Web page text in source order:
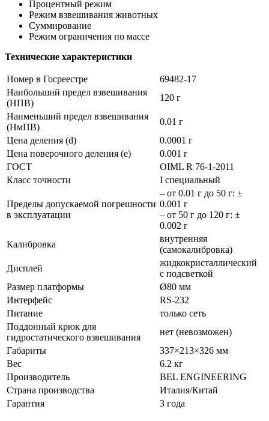
Процентный режим
Режим взвешивания животных
Суммирование
Режим ограничения по массе
Технические характеристики
Номер в Госреестре
69482-17
Наибольший предел взвешивания
(НПВ)
120 г
Наименьший предел взвешивания
(НмПВ)
0.01 г
Цена деления (d)
0.0001 г
Цена поверочного деления (e)
0.001 г
ГОСТ
OIML R 76-1-2011
Класс точности
I специальный
Пределы допускаемой погрешности
в эксплуатации
– от 0.01 г до 50 г: ±
0.001 г
– от 50 г до 120 г: ±
0.002 г
Калибровка
внутренняя
(самокалибровка)
Дисплей
жидкокристаллический
с подсветкой
Размер платформы
Ø80 мм
Интерфейс
RS-232
Питание
только сеть
Поддонный крюк для
гидростатического взвешивания
нет (невозможен)
Габариты
337×213×326 мм
Вес
6.2 кг
Производитель
BEL ENGINEERING
Страна производства
Италия/Китай
Гарантия
3 года